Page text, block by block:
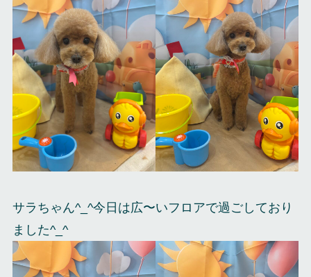
サラちゃん^_^今日は広〜いフロアで過ごしており
ました^_^